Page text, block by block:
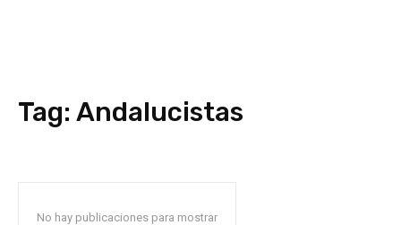
Tag: Andalucistas
No hay publicaciones para mostrar